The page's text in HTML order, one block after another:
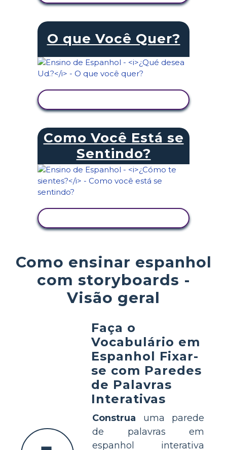
O que Você Quer?
Como Você Está se
Sentindo?
Como ensinar espanhol
com storyboards -
Visão geral
Faça o
Vocabulário em
Espanhol Fixar-
se com Paredes
de Palavras
Interativas
Construa uma parede
de palavras em
espanhol interativa